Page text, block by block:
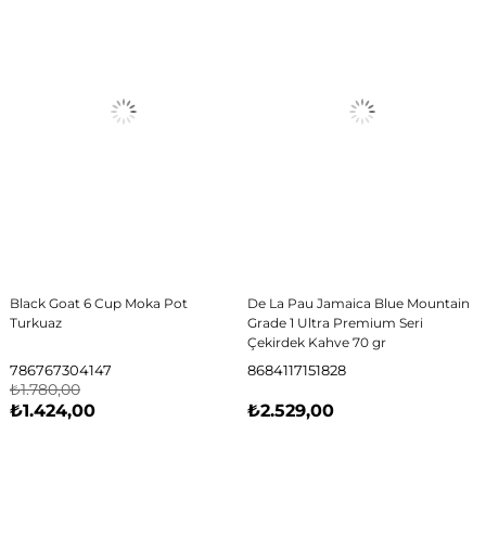
Black Goat 6 Cup Moka Pot
Turkuaz
786767304147
₺1.424,00
₺1.780,00
De La Pau Jamaica Blue Mountain
Grade 1 Ultra Premium Seri
Çekirdek Kahve 70 gr
8684117151828
₺2.529,00